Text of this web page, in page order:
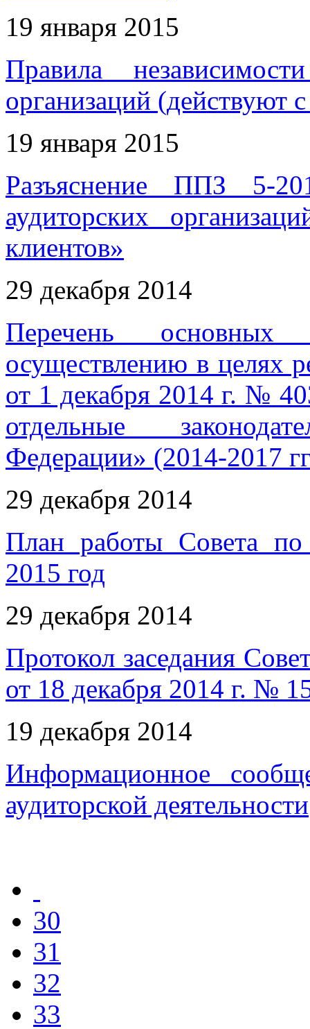
19 января 2015
Правила
организаций (действуют
19 января 2015
Разъяснение ППЗ 5-
аудиторских
клиентов»
29 декабря 2014
Перечень основных
осуществлению в целях
от 1 декабря 2014 г. №
отдельные
Федерации» (2014-2017
29 декабря 2014
План работы Совета по
2015 год
29 декабря 2014
Протокол заседания
от 18 декабря 2014 г. №
19 декабря 2014
Информационное
аудиторской деятельности
30
31
32
33